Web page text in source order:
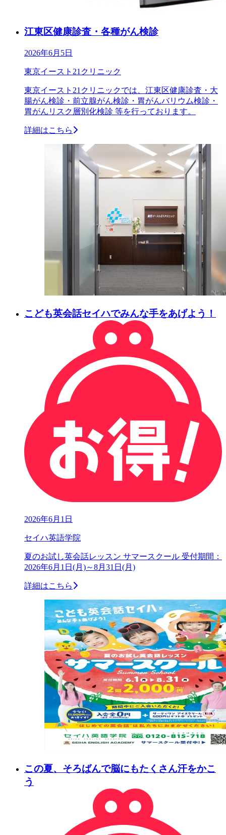
江東区健康診査・各種がん検診
2026年6月5日
東京イースト21クリニック
東京イースト21クリニックでは、江東区健康診査・大
腸がん検診・前立腺がん検診・胃がんバリウム検診・
胃がんリスク層別化検診 等を行っております。
詳細はこちら
こども英会話セイハでみんな手をあげよう！
2026年6月1日
セイハ英語学院
夏のお試し英会話レッスン サマースクール 受付期間：
2026年6月1日(月)～8月31日(月)
詳細はこちら
この夏、そろばんで脳にもたくさん汗をかこ
う